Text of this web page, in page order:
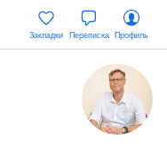
Закладки Переписка Профиль